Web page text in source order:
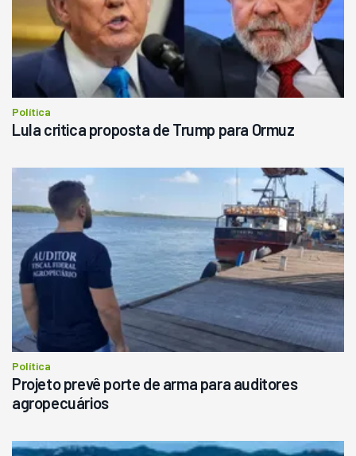
Política
Lula critica proposta de Trump para Ormuz
Política
Projeto prevê porte de arma para auditores
agropecuários